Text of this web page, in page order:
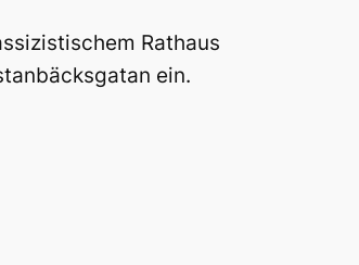
Rathaus
ein.